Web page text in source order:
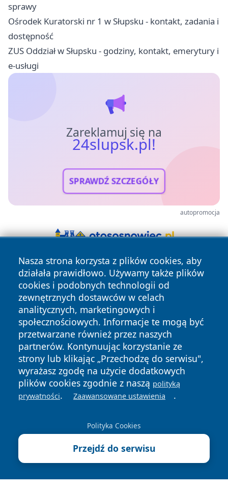
sprawy
Ośrodek Kuratorski nr 1 w Słupsku - kontakt, zadania i
dostępność
ZUS Oddział w Słupsku - godziny, kontakt, emerytury i
e-usługi
Zareklamuj się na
24slupsk.pl!
SPRAWDŹ SZCZEGÓŁY
autopromocja
Nasza strona korzysta z plików cookies, aby
działała prawidłowo. Używamy także plików
cookies i podobnych technologii od
zewnętrznych dostawców w celach
analitycznych, marketingowych i
społecznościowych. Informacje te mogą być
przetwarzane również przez naszych
partnerów. Kontynuując korzystanie ze
strony lub klikając „Przechodzę do serwisu",
wyrażasz zgodę na użycie dodatkowych
plików cookies zgodnie z naszą polityką
prywatności. Zaawansowane ustawienia .
Polityka Cookies
Przejdź do serwisu
Copyright © 2026 24slupsk.pl Wszystkie prawa zastrzeżone.
News Autorzy
Polityka
Prywatności
Polityka
Cookies